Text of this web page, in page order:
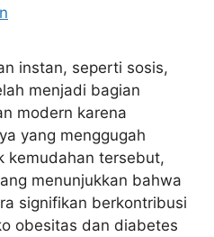
instan, seperti sosis,
menjadi bagian
modern karena
yang menggugah
kemudahan tersebut,
menunjukkan bahwa
signifikan berkontribusi
obesitas dan diabetes